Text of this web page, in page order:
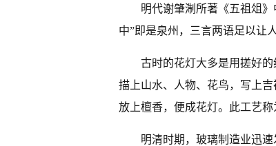
明代谢肇淛所著《五祖俎
中”即是泉州，三言两语足以让
古时的花灯大多是用搓好
描上山水、人物、花鸟，写上
放上檀香，便成花灯。此工艺称
明清时期，玻璃制造业迅